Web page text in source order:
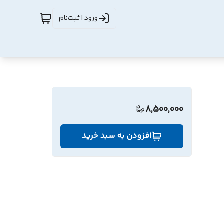
ورود | ثبت‌نام
8,500,000
افزودن به سبد خرید